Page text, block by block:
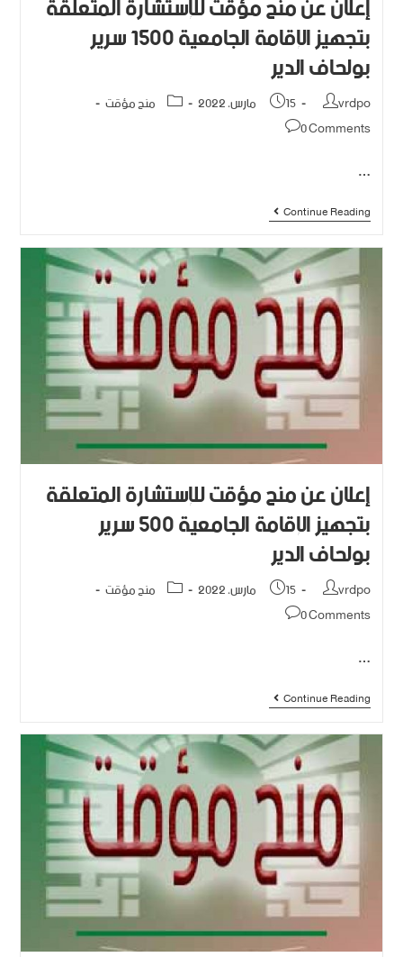
بتجهيز الإقامة الجامعية 1500 سرير
بولحاف الدير
vrdpo 15 مارس، 2022
منح مؤقت
0 Comments
…
Continue Reading
إعلان عن منح مؤقت للإستشارة المتعلقة
بتجهيز الإقامة الجامعية 500 سرير
بولحاف الدير
vrdpo 15 مارس، 2022
منح مؤقت
0 Comments
…
Continue Reading